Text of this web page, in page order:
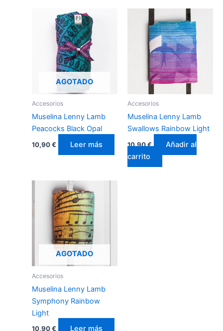
AGOTADO
Accesorios
Muselina Lenny Lamb
Peacocks Black Opal
10,90€ Leer más
Accesorios
Muselina Lenny Lamb
Swallows Rainbow Light
10,90€
Añadir al
carrito
AGOTADO
Accesorios
Muselina Lenny Lamb
Symphony Rainbow
Light
10,90€ Leer más